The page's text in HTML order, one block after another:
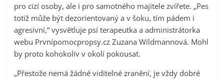
pro cizí osoby, ale i pro samotného majitele zvířete. „Pes
totiž může být dezorientovaný a v šoku, tím pádem i
agresivní,“ vysvětluje psí terapeutka a administrátorka
webu Prvnípomocpropsy.cz Zuzana Wildmannová. Mohl
by proto kohokoliv v okolí pokousat.
„Přestože nemá žádné viditelné zranění, je vždy dobré